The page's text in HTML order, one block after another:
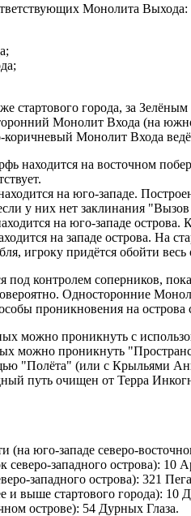
Монолита Выхода:
стартового города, за
Монолит Входа (на
Монолит Входа
находится на восточном
на юго-западе.
у них нет заклинания
на юго-западе острова.
на западе острова. На
игроку придётся обойти весь
под контролем соперников,
Односторонние
проникновения на острова
можно проникнуть с
можно проникнуть
"Полёта" (или с Крыльями
путь очищен от Терра
(на юго-западе северо-
северо-западного острова): 10
западного острова): 321
и выше стартового города): 10
острове): 54 Дурных Глаза.